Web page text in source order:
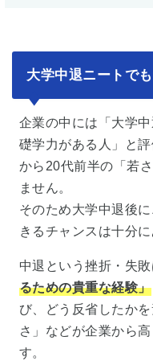
大学中退ニートで
企業の中には「大学
礎学力がある人」と
から20代前半の「若
ません。
そのため大学中退後
きるチャンスは十分に
中退という挫折・失敗
るための貴重な経験」
び、どう反省したか
さ」などが企業から
す。